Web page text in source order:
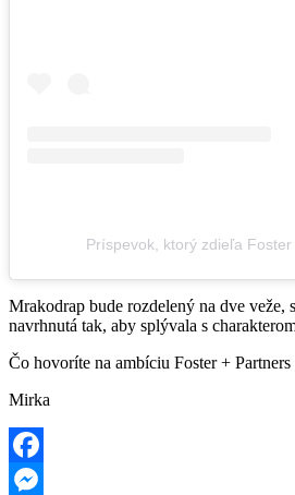
Príspevok, ktorý zdieľa
Mrakodrap bude rozdelený na dve
navrhnutá tak, aby splývala s
Čo hovoríte na ambíciu Foster +
Mirka
Facebook